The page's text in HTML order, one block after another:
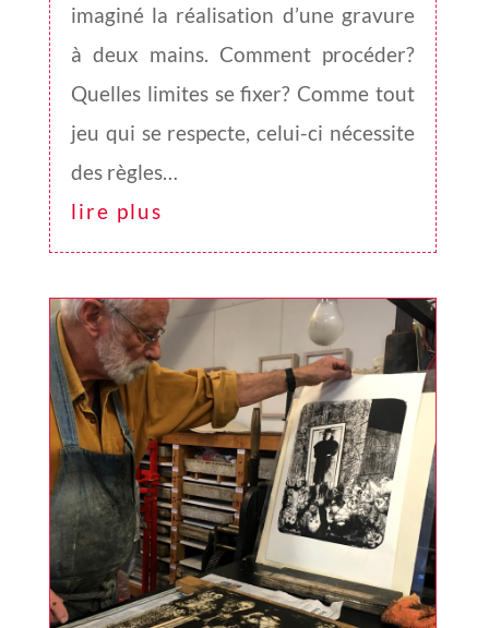
imaginé la réalisation d’une gravure
à deux mains. Comment procéder?
Quelles limites se fixer? Comme tout
jeu qui se respecte, celui-ci nécessite
des règles…
lire plus